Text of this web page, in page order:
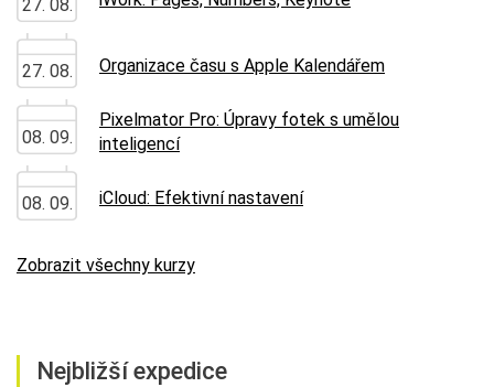
27. 08.
27. 08. Organizace času s Apple Kalendářem
08. 09.
Pixelmator Pro: Úpravy fotek s umělou
inteligencí
08. 09. iCloud: Efektivní nastavení
Zobrazit všechny kurzy
Nejbližší expedice